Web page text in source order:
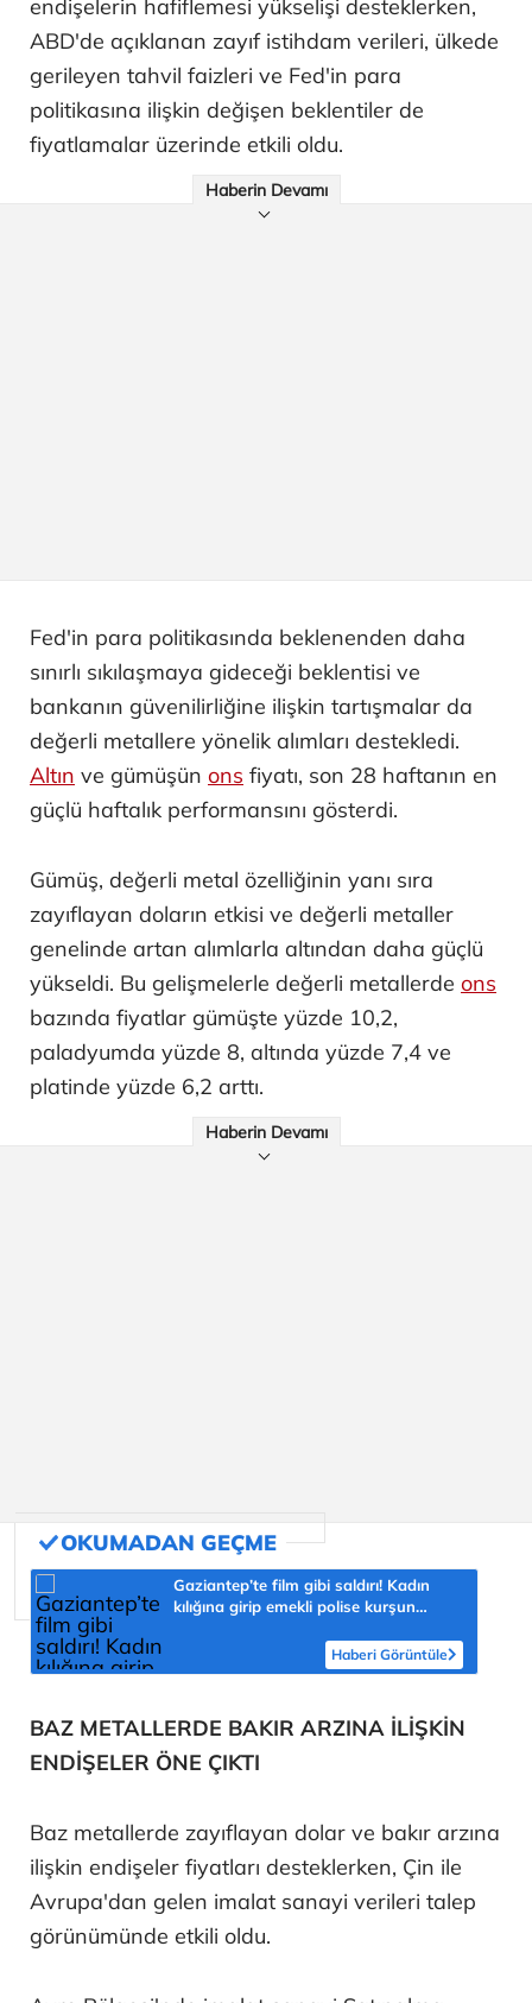
endişelerin hafiflemesi yükselişi desteklerken,
ABD'de açıklanan zayıf istihdam verileri, ülkede
gerileyen tahvil faizleri ve Fed'in para
politikasına ilişkin değişen beklentiler de
fiyatlamalar üzerinde etkili oldu.
Haberin Devamı
Fed'in para politikasında beklenenden daha
sınırlı sıkılaşmaya gideceği beklentisi ve
bankanın güvenilirliğine ilişkin tartışmalar da
değerli metallere yönelik alımları destekledi.
Altın ve gümüşün ons fiyatı, son 28 haftanın en
güçlü haftalık performansını gösterdi.
Gümüş, değerli metal özelliğinin yanı sıra
zayıflayan doların etkisi ve değerli metaller
genelinde artan alımlarla altından daha güçlü
yükseldi. Bu gelişmelerle değerli metallerde ons
bazında fiyatlar gümüşte yüzde 10,2,
paladyumda yüzde 8, altında yüzde 7,4 ve
platinde yüzde 6,2 arttı.
Haberin Devamı
Gaziantep’te film gibi saldırı! Kadın
kılığına girip emekli polise kurşun
Haberi Görüntüle
BAZ METALLERDE BAKIR ARZINA İLİŞKİN
ENDİŞELER ÖNE ÇIKTI
Baz metallerde zayıflayan dolar ve bakır arzına
ilişkin endişeler fiyatları desteklerken, Çin ile
Avrupa'dan gelen imalat sanayi verileri talep
görünümünde etkili oldu.